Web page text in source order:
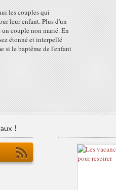
les couples qui
leur enfant. Plus d'un
couple non marié. En
étonné et interpellé
si le baptême de l'enfant
!